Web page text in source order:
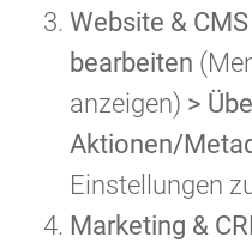
Website &
bearbeiten
anzeigen) >
Aktionen/
Einstellungen
Marketing &